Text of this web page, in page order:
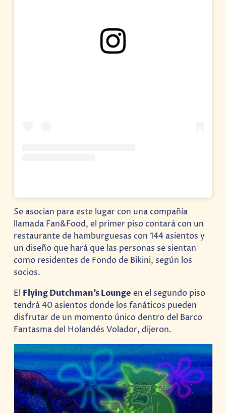
Se asocian para este lugar con una compañía
llamada Fan&Food, el primer piso contará con un
restaurante de hamburguesas con 144 asientos y
un diseño que hará que las personas se sientan
como residentes de Fondo de Bikini, según los
socios.
El Flying Dutchman’s Lounge en el segundo piso
tendrá 40 asientos donde los fanáticos pueden
disfrutar de un momento único dentro del Barco
Fantasma del Holandés Volador, dijeron.